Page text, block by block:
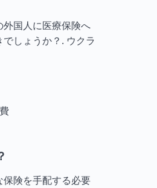
国人に医療保険へ
しょうか？. ウクラ
険を手配する必要